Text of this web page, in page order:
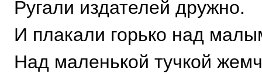
Ругали издателей дружно.
И плакали горько над
Над маленькой тучкой